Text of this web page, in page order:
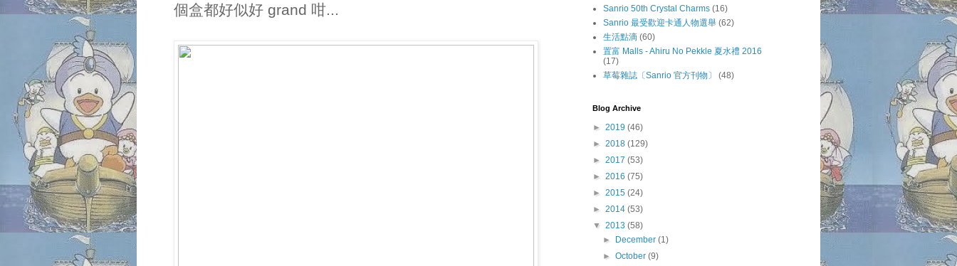
個盒都好似好 grand 咁...
Sanrio 50th Crystal Charms (16)
Sanrio 最受歡迎卡通人物選舉 (62)
生活點滴 (60)
置富 Malls - Ahiru No Pekkle 夏水禮 2016
(17)
草莓雜誌〔Sanrio 官方刊物〕
(48)
Blog Archive
► 2019 (46)
► 2018 (129)
► 2017 (53)
► 2016 (75)
► 2015 (24)
► 2014 (53)
▼ 2013 (58)
►
December(1)
►October(9)